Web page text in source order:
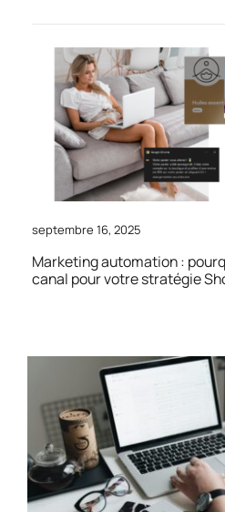
septembre 16, 2025
Marketing automation :
canal pour votre stratégie